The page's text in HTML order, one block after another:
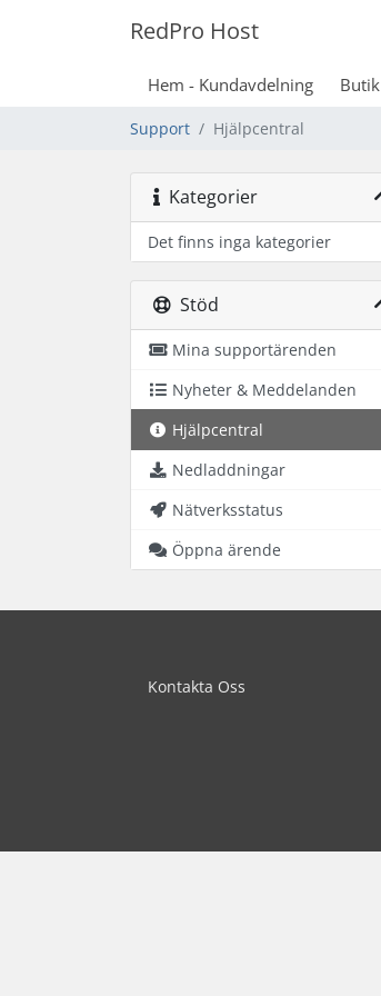
RedPro Host
Hem - Kundavdelning Butik
Support Hjälpcentral
Kategorier
Det finns inga kategorier
Stöd
Mina supportärenden
Nyheter & Meddelanden
Hjälpcentral
Nedladdningar
Nätverksstatus
Öppna ärende
Kontakta Oss